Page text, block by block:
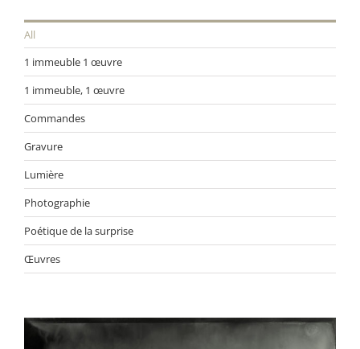
All
1 immeuble 1 œuvre
1 immeuble, 1 œuvre
Commandes
Gravure
Lumière
Photographie
Poétique de la surprise
Œuvres